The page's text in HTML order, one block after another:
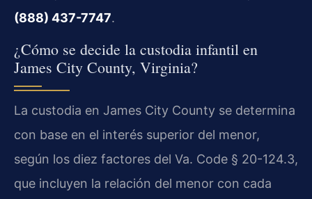
(888) 437-7747.
¿Cómo se decide la custodia infantil en
James City County, Virginia?
La custodia en James City County se determina
con base en el interés superior del menor,
según los diez factores del Va. Code § 20-124.3,
que incluyen la relación del menor con cada